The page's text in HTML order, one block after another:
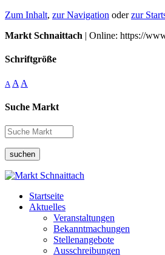
Zum Inhalt, zur Navigation oderzur
Markt Schnaittach | Online: https://
Schriftgröße
A A A
Suche Markt
suchen
Startseite
Aktuelles
Veranstaltungen
Bekanntmachungen
Stellenangebote
Ausschreibungen